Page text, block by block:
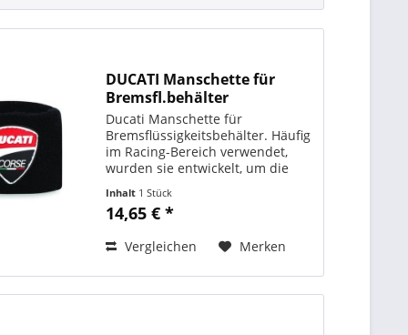
DUCATI Manschette für
Bremsfl.behälter
Ducati Manschette für
Bremsflüssigkeitsbehälter. Häufig
im Racing-Bereich verwendet,
wurden sie entwickelt, um die
Auslauf von Flüssigkeit sowie vor
UV-Strahlen zu schützen, die den
Inhalt 1 Stück
14,65 € *
Vergleichen Merken